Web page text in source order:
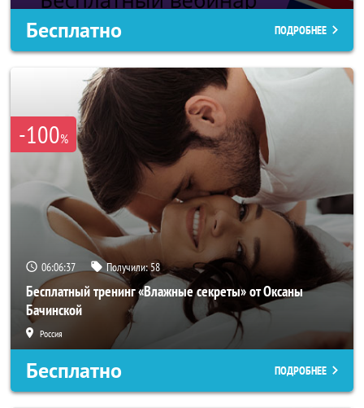
Бесплатно ПОДРОБНЕЕ
-100%
06:06:34 Получили:58
Бесплатный тренинг «Влажные секреты» от Оксаны
Бачинской
Россия
Бесплатно ПОДРОБНЕЕ